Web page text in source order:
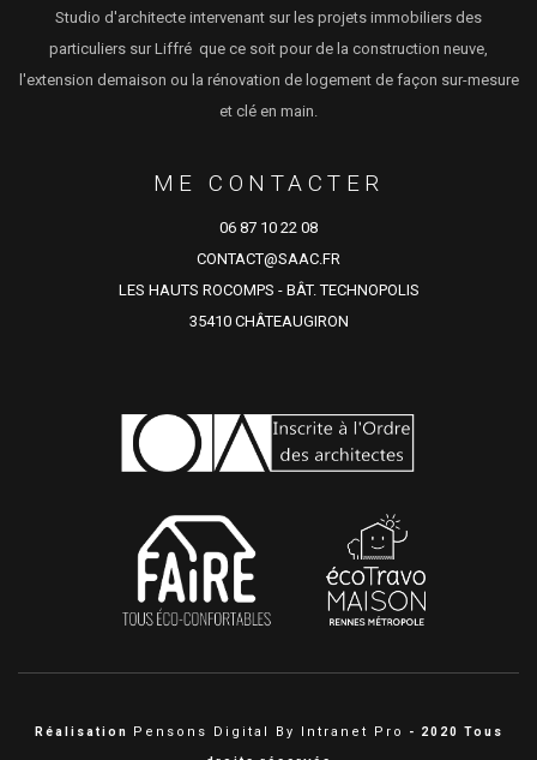
Studio d'architecte intervenant sur les projets immobiliers des
particuliers sur Liffré que ce soit pour de la construction neuve,
l'extension demaison ou la rénovation de logement de façon sur-mesure
et clé en main.
ME CONTACTER
06 87 10 22 08
CONTACT@SAAC.FR
LES HAUTS ROCOMPS - BÂT. TECHNOPOLIS
35410 CHÂTEAUGIRON
Réalisation Pensons Digital By Intranet Pro - 2020 Tous